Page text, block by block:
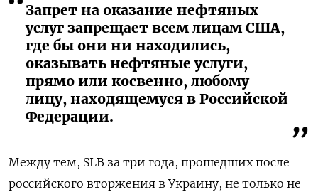
Запрет на оказание нефтяных
услуг запрещает всем лицам США,
где бы они ни находились,
оказывать нефтяные услуги,
прямо или косвенно, любому
лицу, находящемуся в Российской
Федерации.
Между тем, SLB за три года, прошедших после
российского вторжения в Украину, не только не